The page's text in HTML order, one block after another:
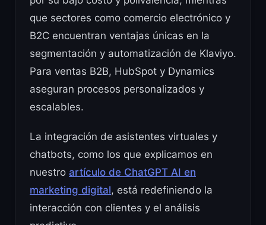
que sectores como comercio electrónico y
B2C encuentran ventajas únicas en la
segmentación y automatización de Klaviyo.
Para ventas B2B, HubSpot y Dynamics
aseguran procesos personalizados y
escalables.
La integración de asistentes virtuales y
chatbots, como los que explicamos en
nuestro artículo de ChatGPT AI en
marketing digital, está redefiniendo la
interacción con clientes y el análisis